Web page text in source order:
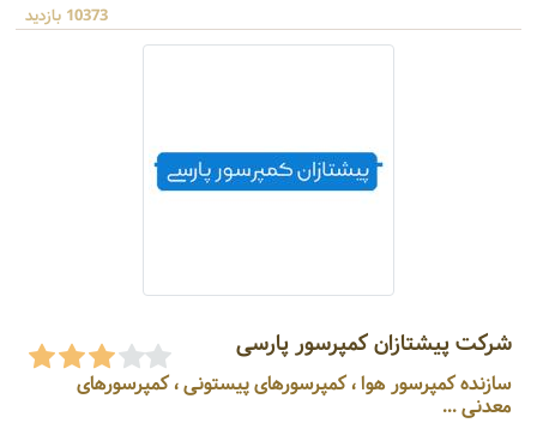
10373 بازدید
شرکت پیشتازان کمپرسور پارسی
سازنده کمپرسور هوا ، کمپرسورهای پیستونی ، کمپرسورهای
معدنی ...